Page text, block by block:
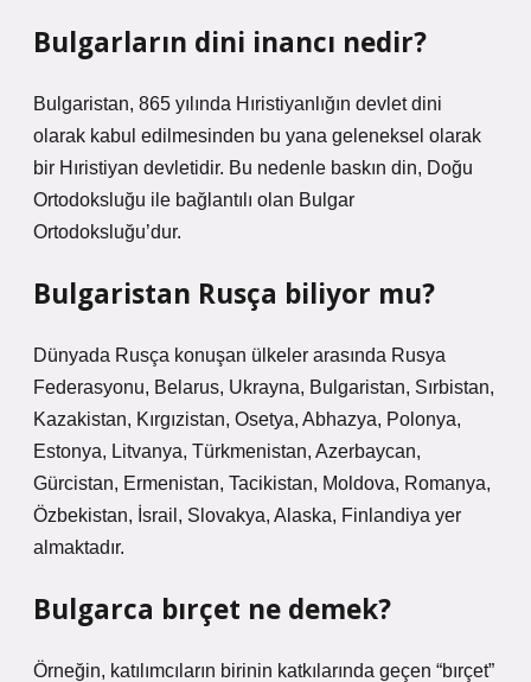
Bulgarların dini inancı nedir?
Bulgaristan, 865 yılında Hıristiyanlığın devlet dini
olarak kabul edilmesinden bu yana geleneksel olarak
bir Hıristiyan devletidir. Bu nedenle baskın din, Doğu
Ortodoksluğu ile bağlantılı olan Bulgar
Ortodoksluğu’dur.
Bulgaristan Rusça biliyor mu?
Dünyada Rusça konuşan ülkeler arasında Rusya
Federasyonu, Belarus, Ukrayna, Bulgaristan, Sırbistan,
Kazakistan, Kırgızistan, Osetya, Abhazya, Polonya,
Estonya, Litvanya, Türkmenistan, Azerbaycan,
Gürcistan, Ermenistan, Tacikistan, Moldova, Romanya,
Özbekistan, İsrail, Slovakya, Alaska, Finlandiya yer
almaktadır.
Bulgarca bırçet ne demek?
Örneğin, katılımcıların birinin katkılarında geçen “bırçet”